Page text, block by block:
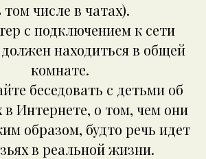
том числе в чатах).
с подключением к сети
находиться в общей
комнате.
беседовать с детьми об
в Интернете, о том, чем они
образом, будто речь идет
в реальной жизни.